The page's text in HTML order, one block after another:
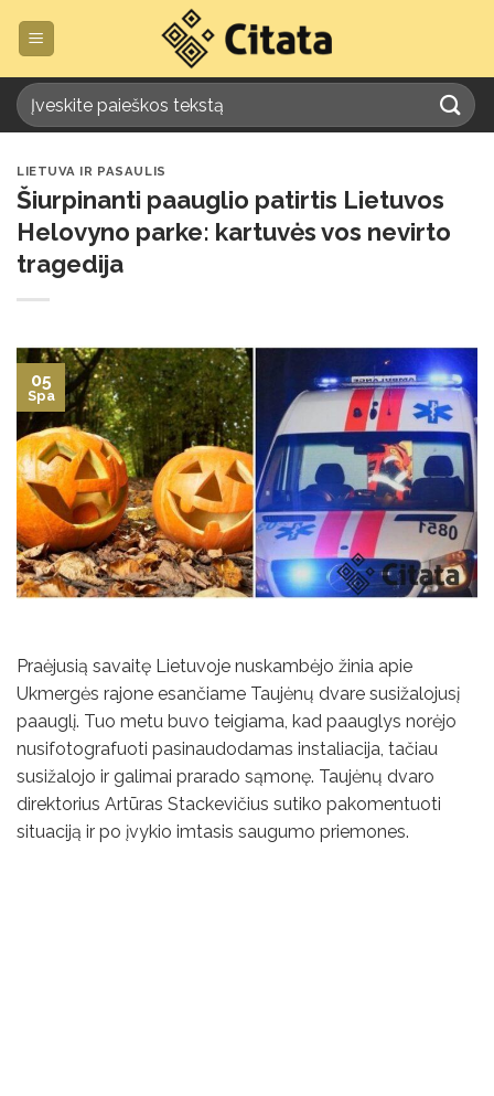
LIETUVA IR PASAULIS
Šiurpinanti paauglio patirtis Lietuvos
Helovyno parke: kartuvės vos nevirto
tragedija
05
Spa
Praėjusią savaitę Lietuvoje nuskambėjo žinia apie
Ukmergės rajone esančiame Taujėnų dvare susižalojusį
paauglį. Tuo metu buvo teigiama, kad paauglys norėjo
nusifotografuoti pasinaudodamas instaliacija, tačiau
susižalojo ir galimai prarado sąmonę. Taujėnų dvaro
direktorius Artūras Stackevičius sutiko pakomentuoti
situaciją ir po įvykio imtasis saugumo priemones.